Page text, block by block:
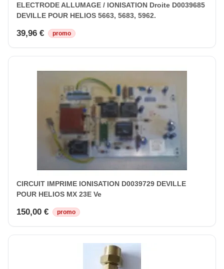
ELECTRODE ALLUMAGE / IONISATION Droite D0039685
DEVILLE POUR HELIOS 5663, 5683, 5962.
39,96 € promo
CIRCUIT IMPRIME IONISATION D0039729 DEVILLE
POUR HELIOS MX 23E Ve
150,00 € promo